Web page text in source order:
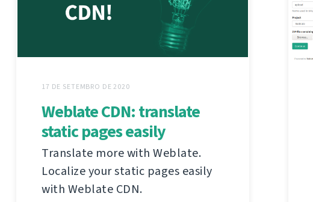
17 DE SETEMBRO DE 2020
Weblate CDN: translate
static pages easily
Translate more with Weblate.
Localize your static pages easily
with Weblate CDN.